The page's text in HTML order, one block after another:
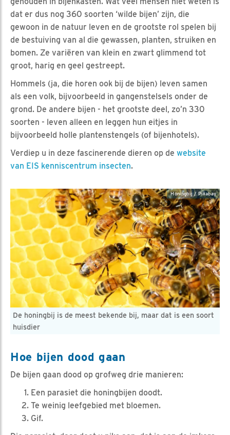
dat er dus nog 360 soorten ‘wilde bijen’ zijn, die
gewoon in de natuur leven en de grootste rol spelen bij
de bestuiving van al die gewassen, planten, struiken en
bomen. Ze variëren van klein en zwart glimmend tot
groot, harig en geel gestreept.
Hommels (ja, die horen ook bij de bijen) leven samen
als een volk, bijvoorbeeld in gangenstelsels onder de
grond. De andere bijen - het grootste deel, zo’n 330
soorten - leven alleen en leggen hun eitjes in
bijvoorbeeld holle plantenstengels (of bijenhotels).
Verdiep u in deze fascinerende dieren op de website
van EIS kenniscentrum insecten.
De honingbij is de meest bekende bij, maar dat is een soort
huisdier
Honingbij / Pixabay
Hoe bijen dood gaan
De bijen gaan dood op grofweg drie manieren:
Een parasiet die honingbijen doodt.
Te weinig leefgebied met bloemen.
Gif.